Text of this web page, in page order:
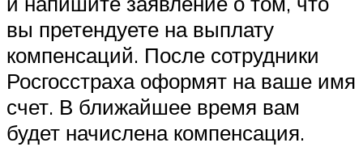
вы претендуете на выплату
компенсаций. После сотрудники
Росгосстраха оформят на ваше имя
счет. В ближайшее время вам
будет начислена компенсация.